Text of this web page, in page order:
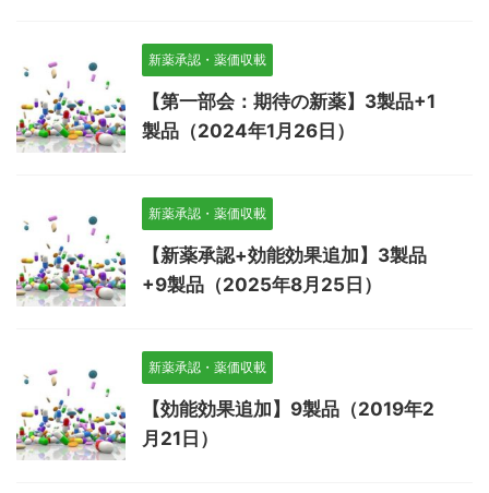
新薬承認・薬価収載
【第一部会：期待の新薬】3製品+1
製品（2024年1月26日）
新薬承認・薬価収載
【新薬承認+効能効果追加】3製品
+9製品（2025年8月25日）
新薬承認・薬価収載
【効能効果追加】9製品（2019年2
月21日）